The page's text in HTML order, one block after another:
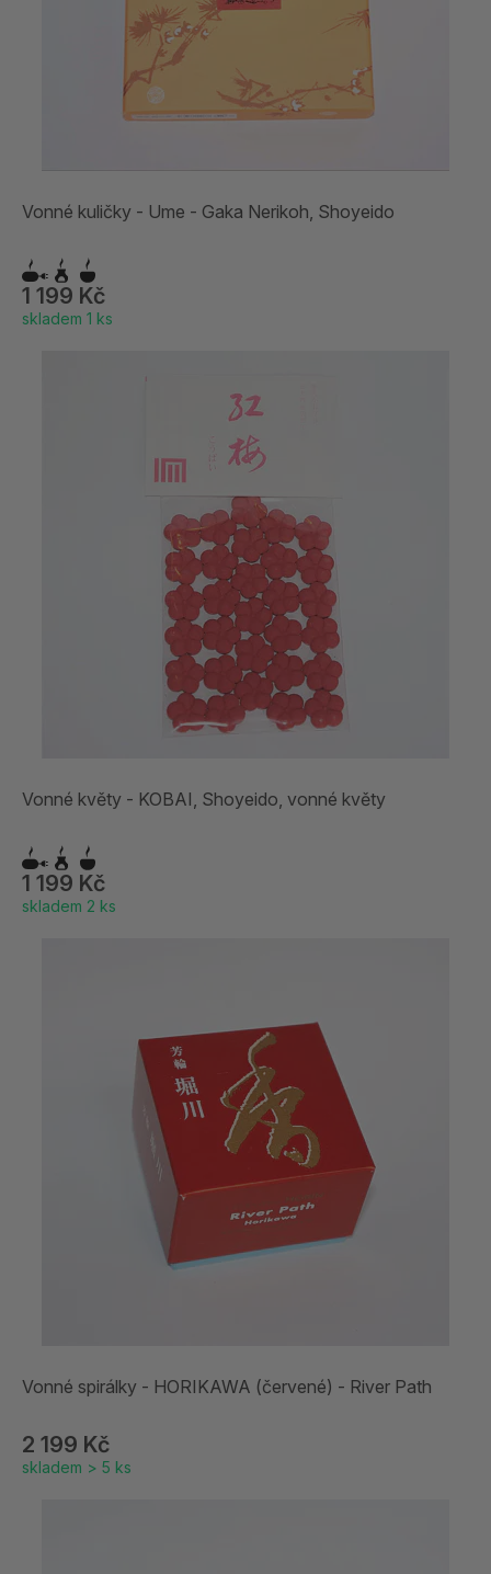
Vonné kuličky - Ume - Gaka Nerikoh, Shoyeido
1 199 Kč
skladem 1 ks
Vonné květy - KOBAI, Shoyeido, vonné květy
1 199 Kč
skladem 2 ks
Vonné spirálky - HORIKAWA (červené) - River Path
2 199 Kč
skladem > 5 ks